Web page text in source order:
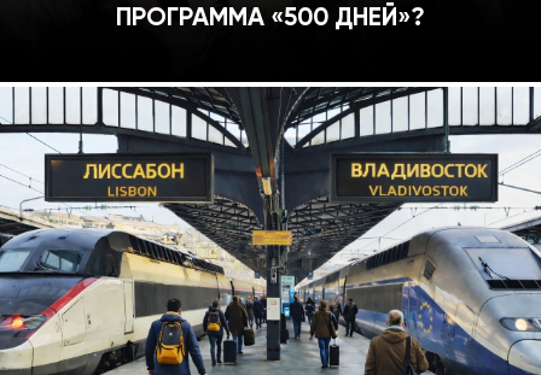
ПРОГРАММА «500 ДНЕЙ»?